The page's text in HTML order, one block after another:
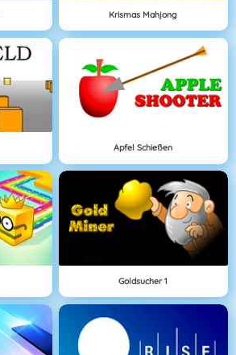
Krismas Mahjong
Apfel Schießen
Goldsucher 1